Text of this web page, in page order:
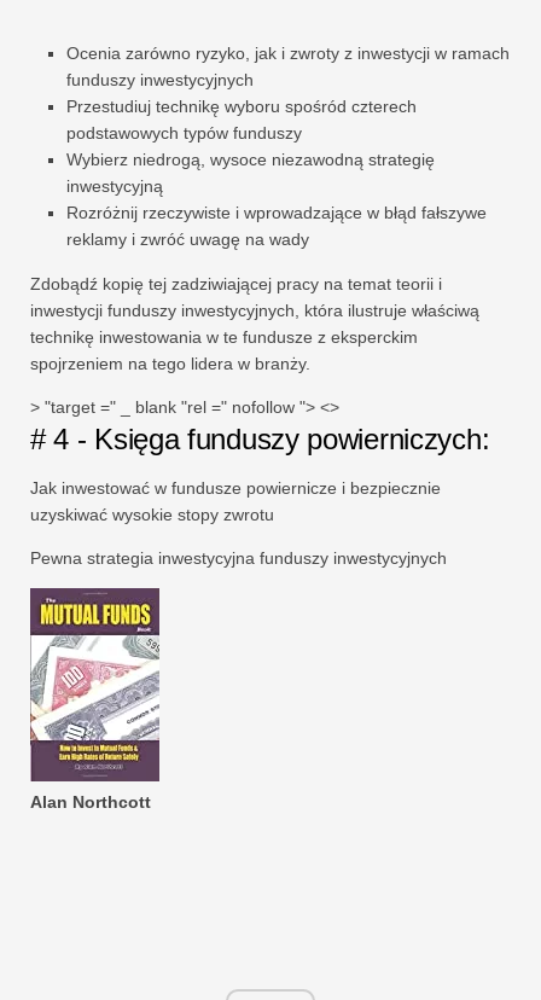
Ocenia zarówno ryzyko, jak i zwroty z inwestycji w ramach
funduszy inwestycyjnych
Przestudiuj technikę wyboru spośród czterech
podstawowych typów funduszy
Wybierz niedrogą, wysoce niezawodną strategię
inwestycyjną
Rozróżnij rzeczywiste i wprowadzające w błąd fałszywe
reklamy i zwróć uwagę na wady
Zdobądź kopię tej zadziwiającej pracy na temat teorii i
inwestycji funduszy inwestycyjnych, która ilustruje właściwą
technikę inwestowania w te fundusze z eksperckim
spojrzeniem na tego lidera w branży.
> "target =" _ blank "rel =" nofollow "> <>
# 4 - Księga funduszy powierniczych:
Jak inwestować w fundusze powiernicze i bezpiecznie
uzyskiwać wysokie stopy zwrotu
Pewna strategia inwestycyjna funduszy inwestycyjnych
Alan Northcott